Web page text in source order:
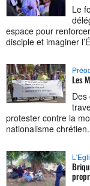
Le
espace pour
disciple et imaginer
Les
Des
protester contre la
nationalisme chrétien.